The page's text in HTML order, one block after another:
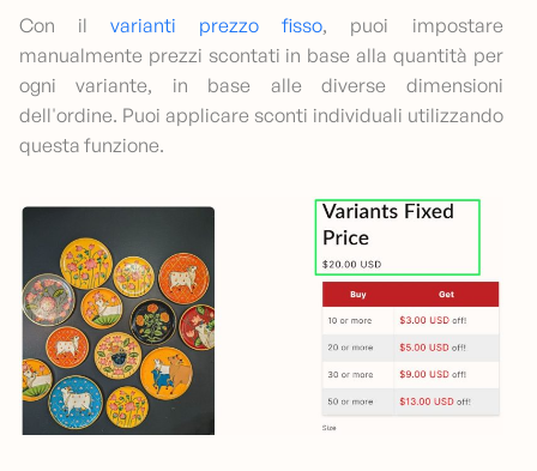
Con ilvarianti prezzo fisso, puoi impostare
manualmente prezzi scontati in base alla quantità per
ogni variante, in base alle diverse dimensioni
dell'ordine. Puoi applicare sconti individuali utilizzando
questa funzione.